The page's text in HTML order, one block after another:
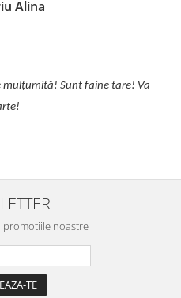
Alina
Sunt faine tare! Va
promotiile noastre